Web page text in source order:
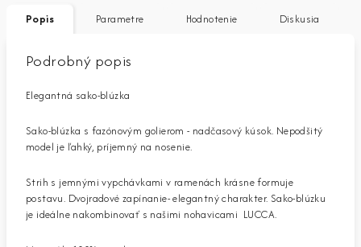
Popis Parametre Hodnotenie Diskusia
Podrobný popis
Elegantná sako-blúzka
Sako-blúzka s fazónovým golierom - nadčasový kúsok. Nepodšitý
model je ľahký, príjemný na nosenie.
Strih s jemnými vypchávkami v ramenách krásne formuje
postavu. Dvojradové zapínanie- elegantný charakter. Sako-blúzku
je ideálne nakombinovať s našimi nohavicami LUCCA.